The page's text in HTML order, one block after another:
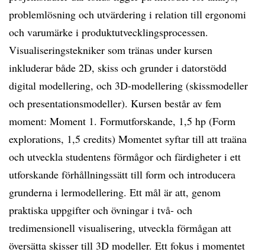
problemlösning och utvärdering i relation till ergonomi
och varumärke i produktutvecklingsprocessen.
Visualiseringstekniker som tränas under kursen
inkluderar både 2D, skiss och grunder i datorstödd
digital modellering, och 3D-modellering (skissmodeller
och presentationsmodeller). Kursen består av fem
moment: Moment 1. Formutforskande, 1,5 hp (Form
explorations, 1,5 credits) Momentet syftar till att traäna
och utveckla studentens förmågor och färdigheter i ett
utforskande förhållningssätt till form och introducera
grunderna i lermodellering. Ett mål är att, genom
praktiska uppgifter och övningar i två- och
tredimensionell visualisering, utveckla förmågan att
översätta skisser till 3D modeller. Ett fokus i momentet